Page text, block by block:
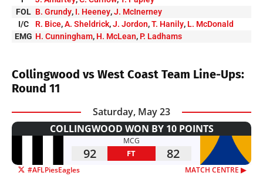
FOL B. Grundy, I. Heeney,J. McInerney
I/C
R. Bice,A. Sheldrick,J. Jordon,T. Hanily, L. McDonald
EMG H. Cunningham, H. McLean, P. Ladhams
Collingwood vs West Coast Team Line-Ups:
Round 11
Saturday, May 23
COLLINGWOOD WON BY 10 POINTS
MCG
92 FT 82
#AFLPiesEagles MATCH CENTRE ▶︎